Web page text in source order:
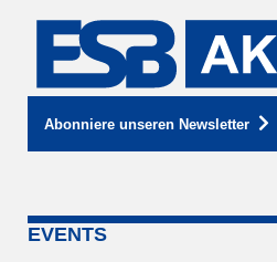
Abonniere unseren Newsletter
EVENTS